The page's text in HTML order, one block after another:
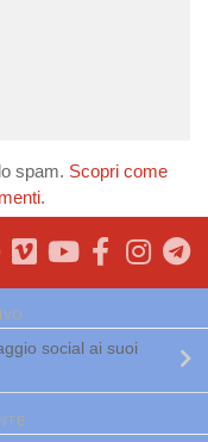
spam. Scopri come
.
social ai suoi